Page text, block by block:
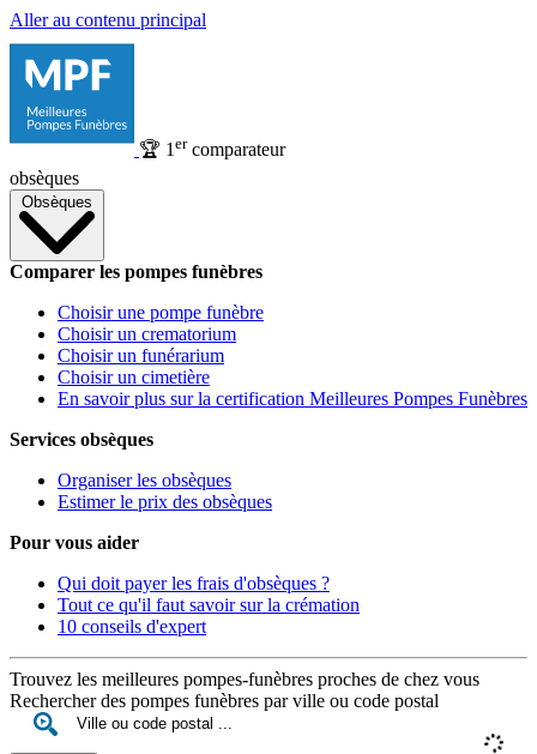
Aller au contenu principal
🏆 1 ercomparateur
obsèques
Obsèques
Comparer les pompes funèbres
Choisir une pompe funèbre
Choisir un crematorium
Choisir un funérarium
Choisir un cimetière
En savoir plus sur la certification Meilleures Pompes Funèbres
Services obsèques
Organiser les obsèques
Estimer le prix des obsèques
Pour vous aider
Qui doit payer les frais d'obsèques ?
Tout ce qu'il faut savoir sur la crémation
10 conseils d'expert
Trouvez les meilleures pompes-funèbres proches de chez vous
Rechercher des pompes funèbres par ville ou code postal